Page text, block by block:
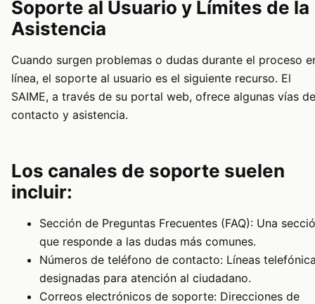
Soporte al Usuario y Límites de la
Asistencia
Cuando surgen problemas o dudas durante el proceso
línea, el soporte al usuario es el siguiente recurso. El
SAIME, a través de su portal web, ofrece algunas vías de
contacto y asistencia.
Los canales de soporte suelen
incluir:
Sección de Preguntas Frecuentes (FAQ): Una
que responde a las dudas más comunes.
Números de teléfono de contacto: Líneas
designadas para atención al ciudadano.
Correos electrónicos de soporte: Direcciones de